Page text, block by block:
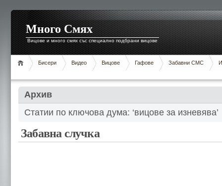
Много Смях
Вицове и много смях със специално подбрани вицове
Бисери Видео Вицове Гафове Забавни СМС
Архив
Статии по ключова дума: ‘вицове за изневява’
Забавна случка